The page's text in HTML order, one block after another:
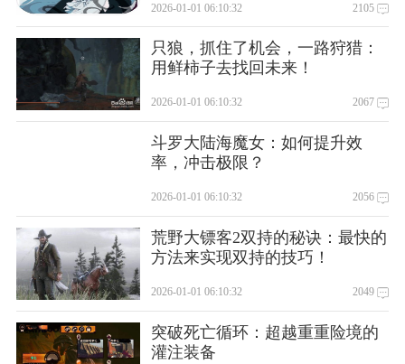
2026-01-01 06:10:32 2105
只狼，抓住了机会，一路狩猎：
用鲜柿子去找回未来！
2026-01-01 06:10:32 2067
斗罗大陆海魔女：如何提升效
率，冲击极限？
2026-01-01 06:10:32 2056
荒野大镖客2双持的秘诀：最快的
方法来实现双持的技巧！
2026-01-01 06:10:32 2049
突破死亡循环：超越重重险境的
灌注装备